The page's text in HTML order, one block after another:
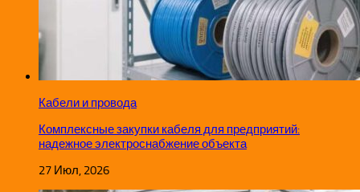
Кабели и провода
Комплексные закупки кабеля для предприятий:
надежное электроснабжение объекта
27 Июл, 2026